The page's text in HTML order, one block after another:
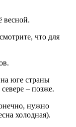
весной.
что для
юге страны
– позже.
нужно
холодная).